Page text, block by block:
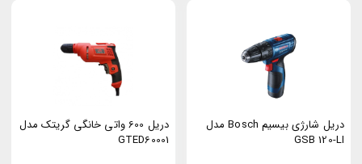
دریل شارژی بیسیم Bosch مدل
GSB 120-LI
دریل 600 واتی خانگی گریتک مدل
GTED60001